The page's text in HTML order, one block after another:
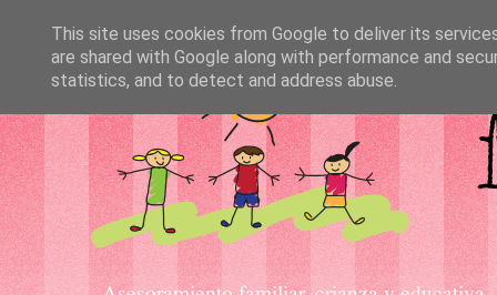
This site uses cookies from Google to deliver its
are shared with Google along with performance and
statistics, and to detect and address abuse.